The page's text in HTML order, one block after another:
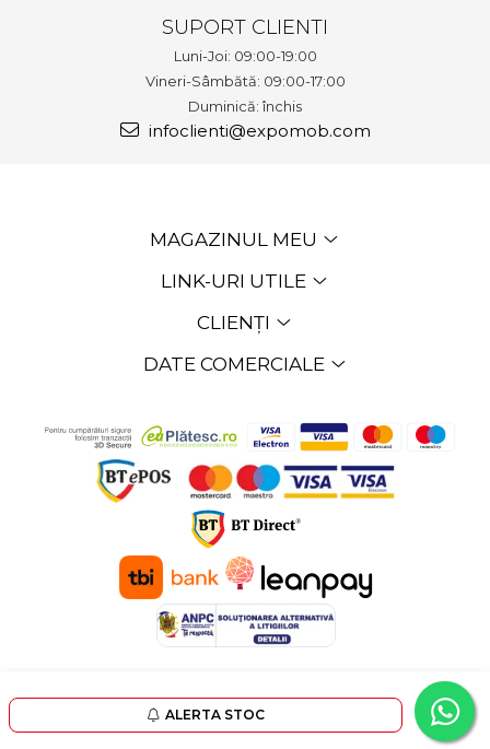
ALERTA STOC
SUPORT CLIENTI
Luni-Joi: 09:00-19:00
Vineri-Sâmbătă: 09:00-17:00
Duminică: închis
infoclienti@expomob.com
MAGAZINUL MEU
LINK-URI UTILE
CLIENȚI
DATE COMERCIALE
Platforma E-commerce
by Gomag